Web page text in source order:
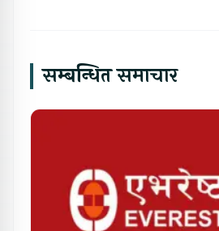
सम्बन्धित समाचार